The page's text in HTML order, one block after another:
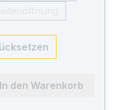
Option ist zurzeit nicht
Gib den
In den Warenkorb